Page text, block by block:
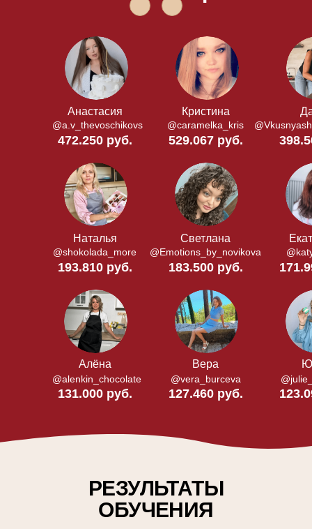
Анастасия
@a.v_thevoschikovs
472.250 руб.
Кристина
@caramelka_kris
529.067 руб.
Наталья
@shokolada_more
193.810 руб.
Светлана
@Emotions_by_novikova
183.500 руб.
Алёна
@alenkin_chocolate
131.000 руб.
Вера
@vera_burceva
127.460 руб.
РЕЗУЛЬТАТЫ
ОБУЧЕНИЯ